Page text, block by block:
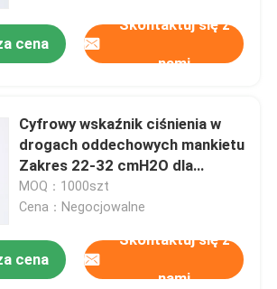
cena
Skontaktuj się z
nami
Cyfrowy wskaźnik ciśnienia w
drogach oddechowych mankietu
Zakres 22-32 cmH2O dla
dorosłych
MOQ：1000szt
Cena：Negocjowalne
cena
Skontaktuj się z
nami